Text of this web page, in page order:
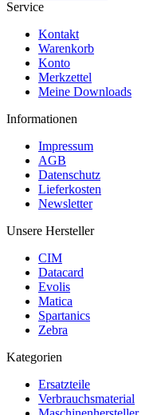
Service
Kontakt
Warenkorb
Konto
Merkzettel
Meine Downloads
Informationen
Impressum
AGB
Datenschutz
Lieferkosten
Newsletter
Unsere Hersteller
CIM
Datacard
Evolis
Matica
Spartanics
Zebra
Kategorien
Ersatzteile
Verbrauchsmaterial